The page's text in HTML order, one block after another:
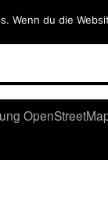
Wenn du die